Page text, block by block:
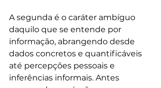
A segunda é o caráter ambíguo
daquilo que se entende por
informação, abrangendo desde
dados concretos e quantificáveis
até percepções pessoais e
inferências informais. Antes